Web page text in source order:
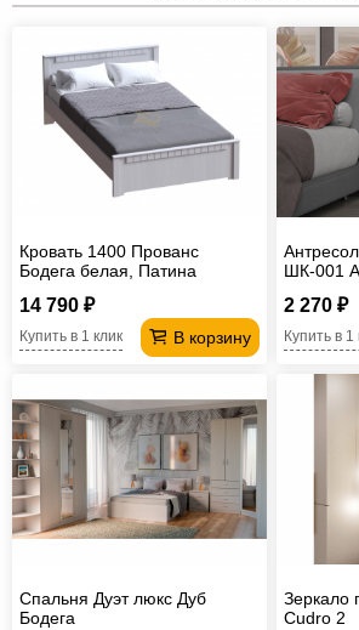
Кровать 1400 Прованс
Бодега белая, Патина
14 790 ₽
В корзину
Купить в 1 клик
ШК-001
2 270 ₽
Купить в 1
Спальня Дуэт люкс Дуб
Бодега
Зеркало
Cudro 2